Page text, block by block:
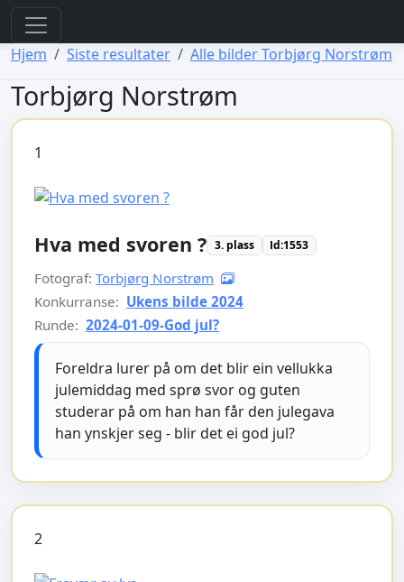
view: menus/_default.php
Hjem
Siste resultater Alle bilder Torbjørg Norstrøm
Torbjørg Norstrøm
1
Hva med svoren ? 3. plass Id:1553
Fotograf: Torbjørg Norstrøm
Konkurranse: Ukens bilde 2024
Runde: 2024-01-09-God jul?
Foreldra lurer på om det blir ein vellukka
julemiddag med sprø svor og guten
studerar på om han han får den julegava
han ynskjer seg - blir det ei god jul?
2